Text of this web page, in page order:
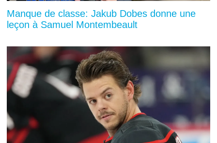
Manque de classe: Jakub Dobes donne une
leçon à Samuel Montembeault